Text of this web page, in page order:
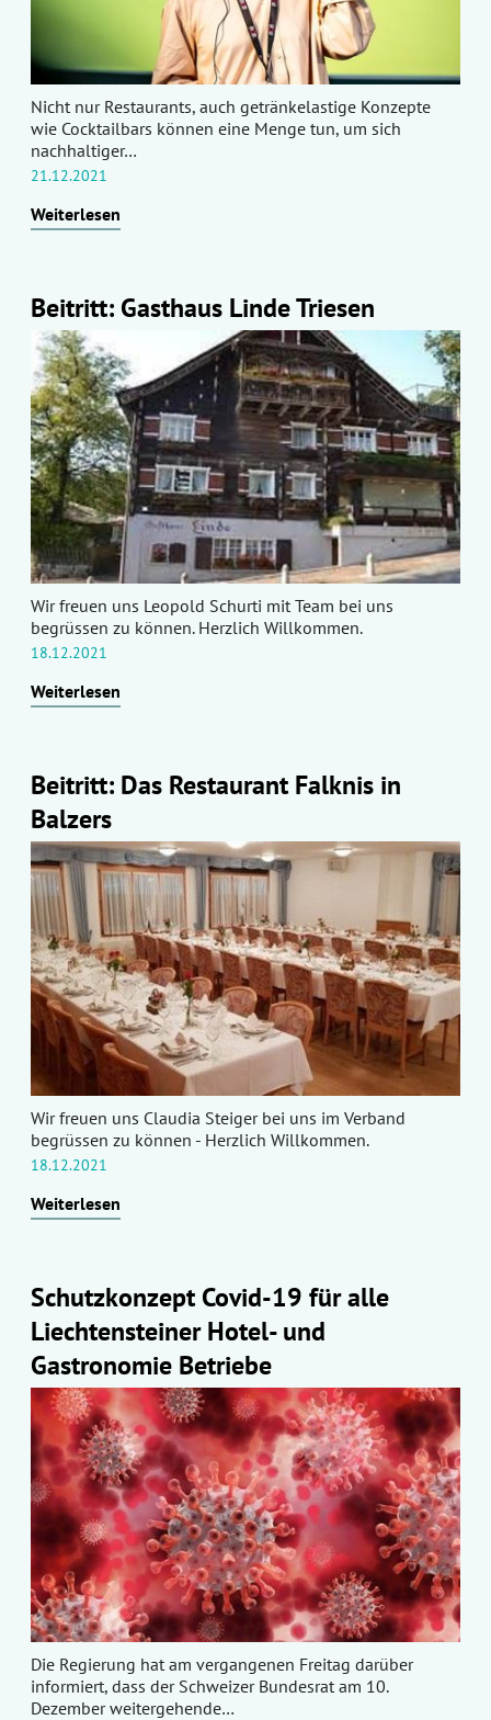
Nicht nur Restaurants, auch getränkelastige Konzepte
wie Cocktailbars können eine Menge tun, um sich
nachhaltiger…
21.12.2021
Weiterlesen
Beitritt: Gasthaus Linde Triesen
Wir freuen uns Leopold Schurti mit Team bei uns
begrüssen zu können. Herzlich Willkommen.
18.12.2021
Weiterlesen
Beitritt: Das Restaurant Falknis in
Balzers
Wir freuen uns Claudia Steiger bei uns im Verband
begrüssen zu können - Herzlich Willkommen.
18.12.2021
Weiterlesen
Schutzkonzept Covid-19 für alle
Liechtensteiner Hotel- und
Gastronomie Betriebe
Die Regierung hat am vergangenen Freitag darüber
informiert, dass der Schweizer Bundesrat am 10.
Dezember weitergehende…